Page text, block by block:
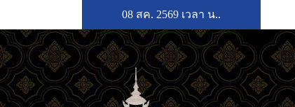
08 สค. 2569 เวลา น..